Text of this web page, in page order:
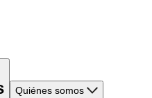
Quiénes somos